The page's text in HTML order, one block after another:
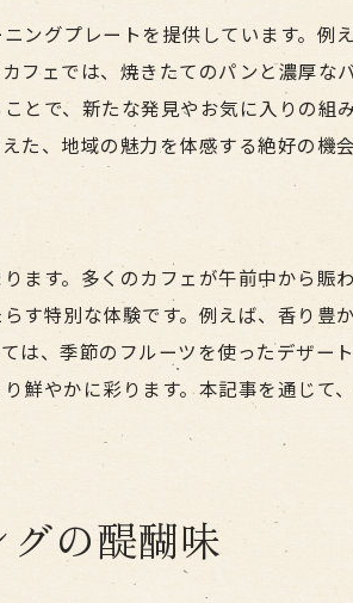
名古屋で話題のモーニングを試す
モーニングで始める名古屋の朝
名古屋のカフェで楽しむモーニング
モーニングを楽しむカフェの選び方
一日の始まりに最適なモーニング
モーニングで過ごす心地よい時間
カフェの雰囲気を楽しむモーニング
モーニングで感じる名古屋の朝
新しいモーニングスタイルを紹介
朝を豊かにするモーニングの魅力
人気カフェでのモーニングを楽しむ
ングプレートを提供しています。例
フェでは、焼きたてのパンと濃厚な
とで、新たな発見やお気に入りの
、地域の魅力を体感する絶好の機
ます。多くのカフェが午前中から賑
す特別な体験です。例えば、香り
は、季節のフルーツを使ったデザー
鮮やかに彩ります。本記事を通じ
の醍醐味